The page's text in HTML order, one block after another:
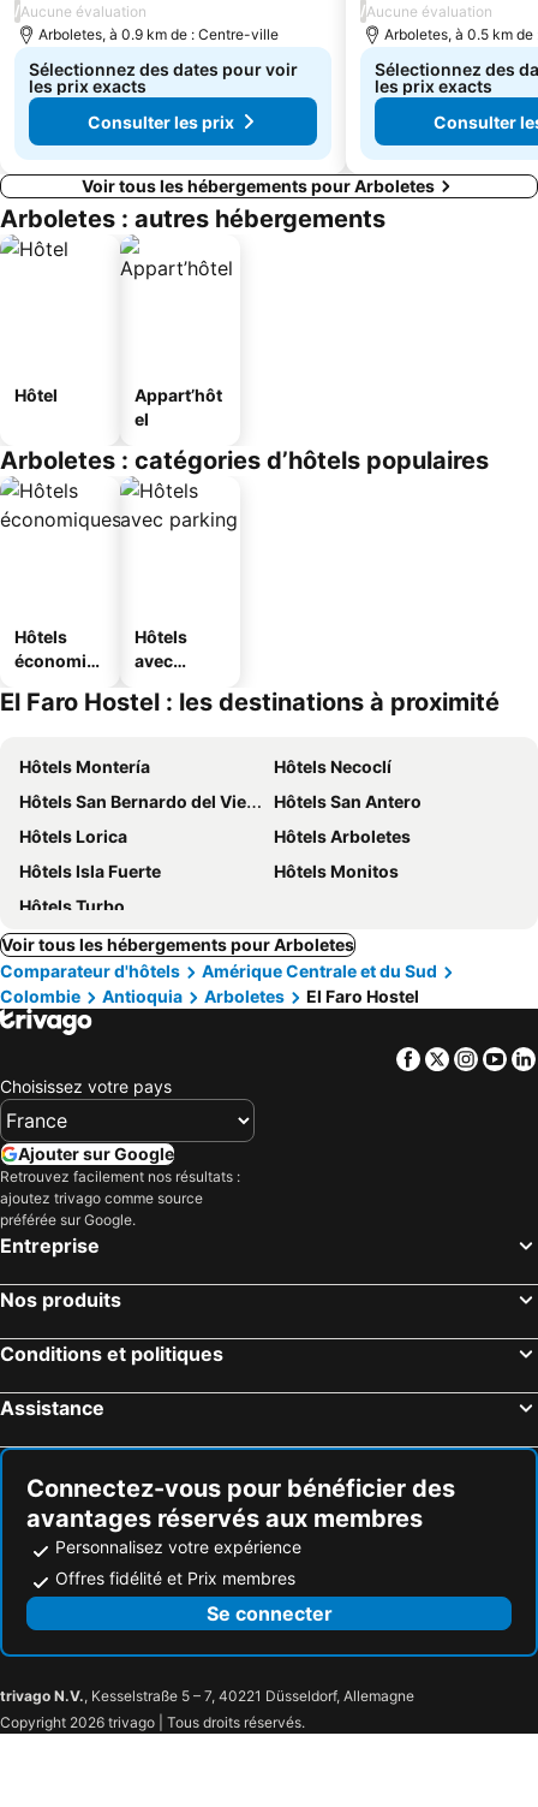
/Aucune évaluation
Arboletes, à 0.9 km de : Centre-ville
Sélectionnez des dates pour voir
les prix exacts
Consulter les prix
/Aucune évaluation
Arboletes, à 0.5 km
Sélectionnez des
les prix exacts
Consulter
Voir tous les hébergements pour Arboletes
Arboletes : autres hébergements
Hôtel
Appart’hôt
el
Arboletes : catégories d’hôtels populaires
Hôtels
économiq
Hôtels
avec
El Faro Hostel : les destinations à proximité
Hôtels Montería
Hôtels Necoclí
Hôtels San Bernardo del Viento
Hôtels San Antero
Hôtels Lorica
Hôtels Arboletes
Hôtels Isla Fuerte
Hôtels Monitos
Hôtels Turbo
Voir tous les hébergements pour Arboletes
Comparateur d'hôtels
Amérique Centrale et du Sud
Colombie
Antioquia Arboletes El Faro Hostel
Facebook
Twitter
Choisissez votre pays
Ajouter sur Google
Retrouvez facilement nos résultats :
ajoutez trivago comme source
préférée sur Google.
Entreprise
Nos produits
Conditions et politiques
Assistance
Connectez-vous pour bénéficier des
avantages réservés aux membres
Personnalisez votre expérience
Offres fidélité et Prix membres
Se connecter
trivago N.V., Kesselstraße 5 – 7, 40221 Düsseldorf, Allemagne
Copyright 2026 trivago | Tous droits réservés.